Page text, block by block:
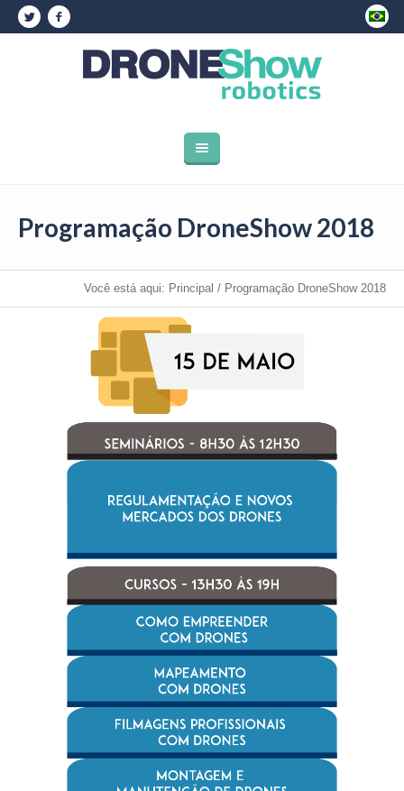
Programação DroneShow 2018
Você está aqui: Principal / Programação DroneShow 2018